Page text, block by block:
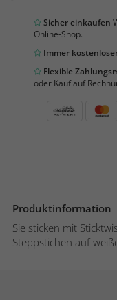
Sicher einkaufen
Online-Shop.
Immer
Flexible
oder Kauf auf
Produktinformation
Sie sticken mit
Steppstichen auf